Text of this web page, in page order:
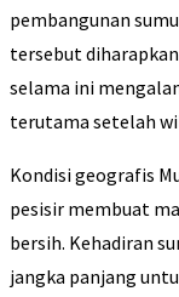
pembangunan
tersebut
selama ini
terutama setelah
Kondisi geografis
pesisir membuat
bersih. Kehadiran
jangka panjang